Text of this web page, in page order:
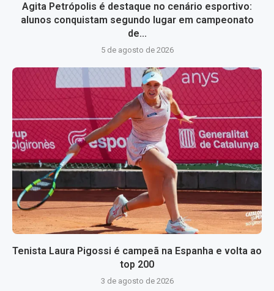
Agita Petrópolis é destaque no cenário esportivo:
alunos conquistam segundo lugar em campeonato
de...
5 de agosto de 2026
Tenista Laura Pigossi é campeã na Espanha e volta ao
top 200
3 de agosto de 2026